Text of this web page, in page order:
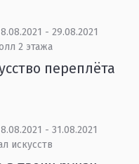
- 29.08.2021
2 этажа
переплёта
- 31.08.2021
искусств